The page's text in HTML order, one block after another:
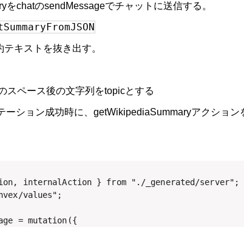
をchatのsendMessageでチャットに送信する。
キストを抜き出す。
スペース後の文字列をtopicとする
ーション成功時に、getWikipediaSummaryアクション
internalAction } from "./_generated/server";
values";
= mutation({